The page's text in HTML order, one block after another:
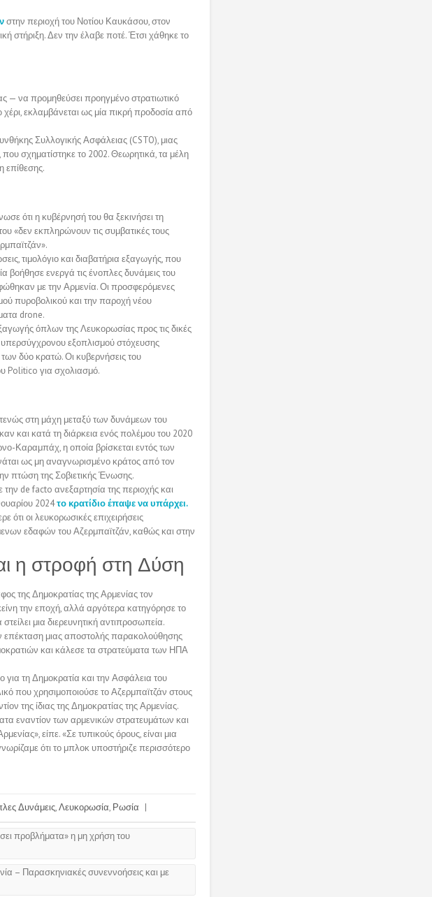
στην περιοχή του Νοτίου Καυκάσου, στον
στήριξη. Δεν την έλαβε ποτέ. Έτσι χάθηκε το
να προμηθεύσει προηγμένο στρατιωτικό
εκλαμβάνεται ως μία πικρή προδοσία από
Συλλογικής Ασφάλειας (CSTO), μιας
σχηματίστηκε το 2002. Θεωρητικά, τα μέλη
επίθεσης.
ότι η κυβέρνησή του θα ξεκινήσει τη
«δεν εκπληρώνουν τις συμβατικές τους
τιμολόγιο και διαβατήρια εξαγωγής, που
ενεργά τις ένοπλες δυνάμεις του
με την Αρμενία. Οι προσφερόμενες
πυροβολικού και την παροχή νέου
drone.
όπλων της Λευκορωσίας προς τις δικές
υπερσύγχρονου εξοπλισμού στόχευσης
δύο κρατώ. Οι κυβερνήσεις του
Politico για σχολιασμό.
στη μάχη μεταξύ των δυνάμεων του
και κατά τη διάρκεια ενός πολέμου του 2020
Καραμπάχ, η οποία βρίσκεται εντός των
ως μη αναγνωρισμένο κράτος από τον
πτώση της Σοβιετικής Ένωσης.
de facto ανεξαρτησία της περιοχής και
2024το κρατίδιο έπαψε να υπάρχει.
ότι οι λευκορωσικές επιχειρήσεις
εδαφών του Αζερμπαϊτζάν, καθώς και στην
η στροφή στη Δύση
της Δημοκρατίας της Αρμενίας τον
την εποχή, αλλά αργότερα κατηγόρησε το
μια διερευνητική αντιπροσωπεία.
επέκταση μιας αποστολής παρακολούθησης
και κάλεσε τα στρατεύματα των ΗΠΑ
για τη Δημοκρατία και την Ασφάλεια του
που χρησιμοποιούσε το Αζερμπαϊτζάν στους
της ίδιας της Δημοκρατίας της Αρμενίας.
εναντίον των αρμενικών στρατευμάτων και
είπε. «Σε τυπικούς όρους, είναι μια
ότι το μπλοκ υποστήριζε περισσότερο
Δυνάμεις,Λευκορωσία, Ρωσία |
προβλήματα» η μη χρήση του
– Παρασκηνιακές συνεννοήσεις και με